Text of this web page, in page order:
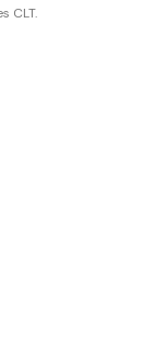
CLT.